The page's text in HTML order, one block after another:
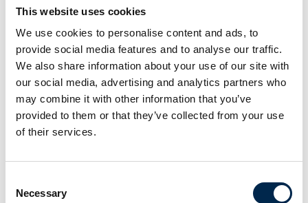
This website uses cookies
We use cookies to personalise content and ads, to
provide social media features and to analyse our traffic.
We also share information about your use of our site with
our social media, advertising and analytics partners who
may combine it with other information that you’ve
provided to them or that they’ve collected from your use
of their services.
Selection
Necessary
Aquanife Restomaster prof.
Applied Varimount 350 PTO